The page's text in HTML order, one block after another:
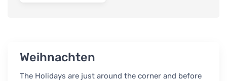
Weihnachten
The Holidays are just around the corner and before